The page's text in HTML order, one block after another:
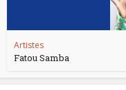
Artistes
Fatou Samba